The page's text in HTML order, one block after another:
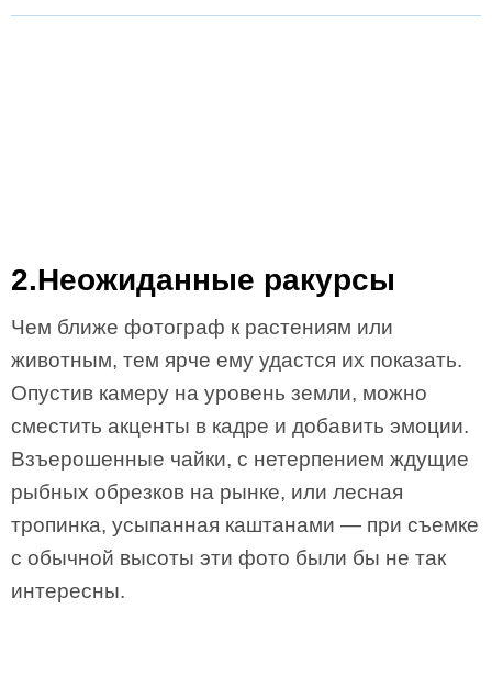
2.Неожиданные ракурсы
Чем ближе фотограф к растениям или
животным, тем ярче ему удастся их показать.
Опустив камеру на уровень земли, можно
сместить акценты в кадре и добавить эмоции.
Взъерошенные чайки, с нетерпением ждущие
рыбных обрезков на рынке, или лесная
тропинка, усыпанная каштанами — при съемке
с обычной высоты эти фото были бы не так
интересны.